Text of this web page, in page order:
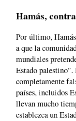
Hamás,
Por último, Hamás
a que la
mundiales
Estado palestino".
completamente
países, incluidos
llevan mucho
establezca un